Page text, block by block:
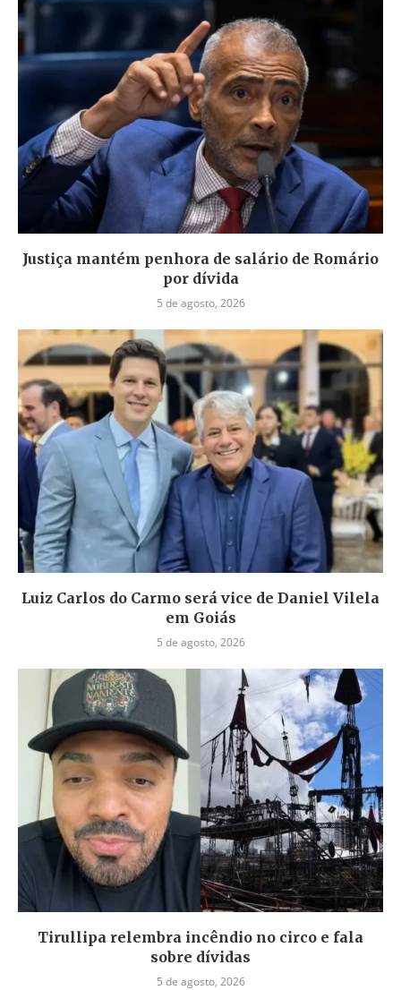
Justiça mantém penhora de salário de Romário
por dívida
5 de agosto, 2026
Luiz Carlos do Carmo será vice de Daniel Vilela
em Goiás
5 de agosto, 2026
Tirullipa relembra incêndio no circo e fala
sobre dívidas
5 de agosto, 2026